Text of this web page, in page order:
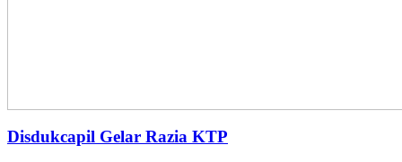
Disdukcapil Gelar Razia KTP